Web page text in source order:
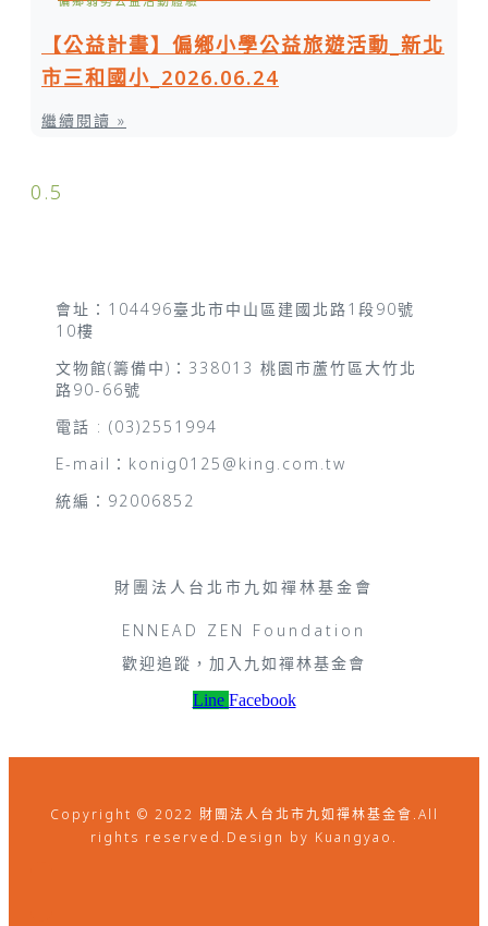
【公益計畫】偏鄉小學公益旅遊活動_新北
市三和國小_2026.06.24
繼續閱讀 »
會址：104496臺北市中山區建國北路1段90號
10樓
文物館(籌備中)：338013 桃園市蘆竹區大竹北
路90-66號
電話 : (03)2551994
E-mail：konig0125@king.com.tw
統編：92006852
財團法人台北市九如禪林基金會
ENNEAD ZEN Foundation
歡迎追蹤，加入九如禪林基金會
Line Facebook
Copyright © 2022 財團法人台北市九如禪林基金會.All
rights reserved.Design by Kuangyao.